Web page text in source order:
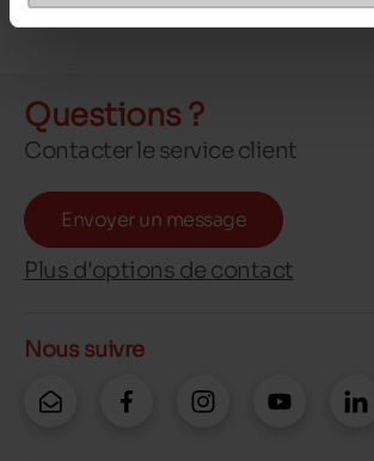
Questions ?
Contacter le service client
Envoyer un message
Plus d'options de contact
Nous suivre